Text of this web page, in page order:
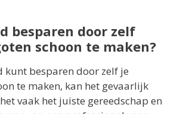
besparen door zelf
schoon te maken?
kunt besparen door zelf je
te maken, kan het gevaarlijk
vaak het juiste gereedschap en